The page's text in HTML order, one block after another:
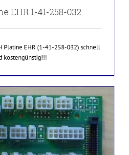
EHR 1-41-258-032
Platine EHR (1-41-258-032) schnell
kostengünstig!!!